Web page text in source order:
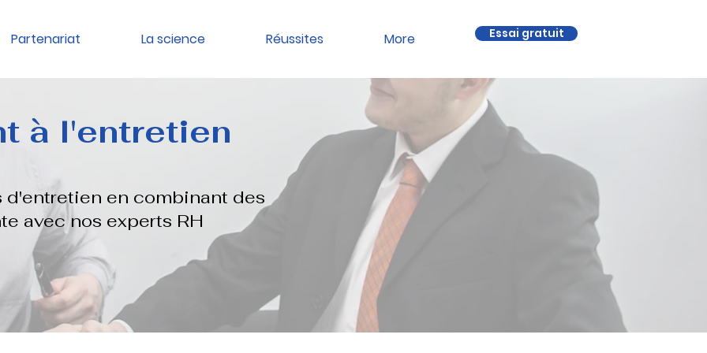
Partenariat La science Réussites More Essai gratuit
à l'entretien
en combinant des
avec nos experts RH